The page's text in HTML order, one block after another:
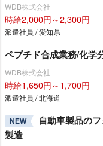
WDB株式会社
時給2,000円～2,300円
派遣社員 / 愛知県
ペプチド合成業務/化学
WDB株式会社
時給1,650円～1,700円
派遣社員 / 北海道
NEW
自動車製品の
製造